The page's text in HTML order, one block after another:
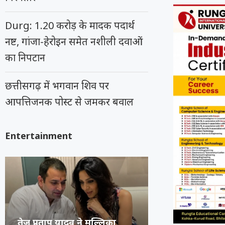
Durg: 1.20 करोड़ के मादक पदार्थ
नष्ट, गांजा-हेरोइन समेत नशीली दवाओं
का निपटान
छत्तीसगढ़ में भगवान शिव पर
आपत्तिजनक पोस्ट से जमकर बवाल
Entertainment
अभिनेता प्रदीप रावत का 74 वर्ष
कंगना ने Gen Z
सुप्रीम कोर्ट
रूंगटा